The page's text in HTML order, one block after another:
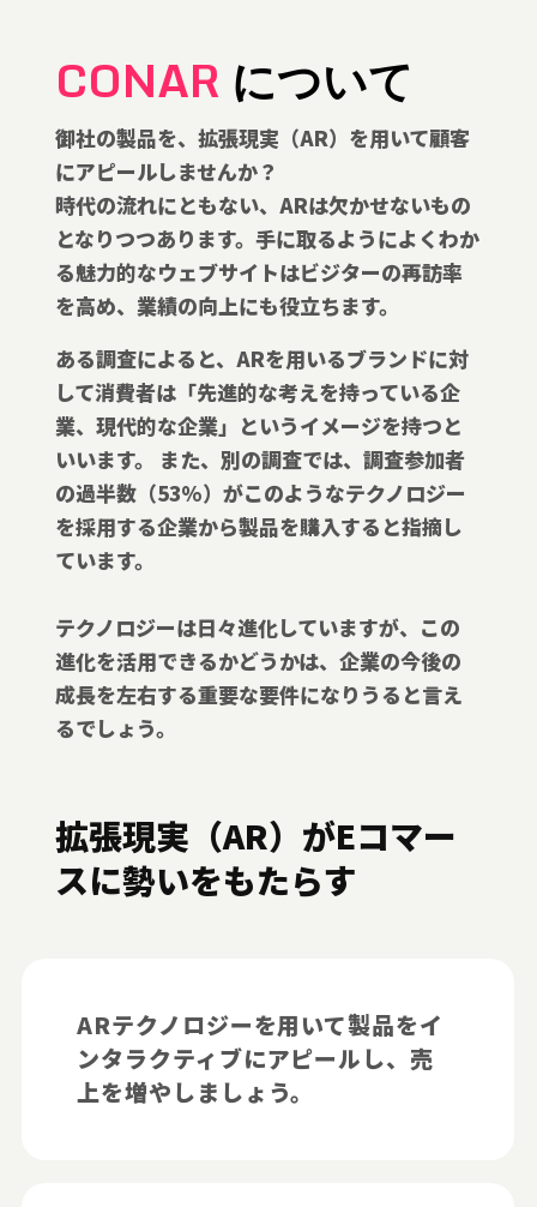
御社の製品を、拡張現実（AR）を用いて顧客
にアピールしませんか？
時代の流れにともない、ARは欠かせないもの
となりつつあります。手に取るようによくわか
る魅力的なウェブサイトはビジターの再訪率
を高め、業績の向上にも役立ちます。
ある調査によると、ARを用いるブランドに対
して消費者は「先進的な考えを持っている企
業、現代的な企業」というイメージを持つと
いいます。 また、別の調査では、調査参加者
の過半数（53%）がこのようなテクノロジー
を採用する企業から製品を購入すると指摘し
ています。
テクノロジーは日々進化していますが、この
進化を活用できるかどうかは、企業の今後の
成長を左右する重要な要件になりうると言え
るでしょう。
CONAR について
ARテクノロジーを用いて製品をイ
ンタラクティブにアピールし、売
上を増やしましょう。
拡張現実（AR）がEコマー
スに勢いをもたらす